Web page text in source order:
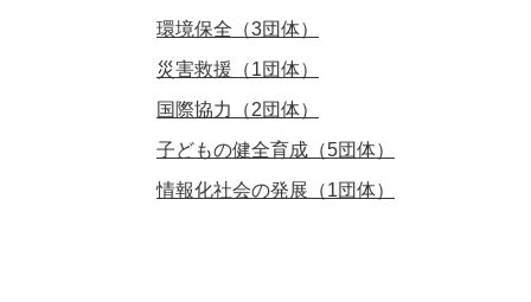
環境保全（3団体）
災害救援（1団体）
国際協力（2団体）
子どもの健全育成（5団体）
情報化社会の発展（1団体）